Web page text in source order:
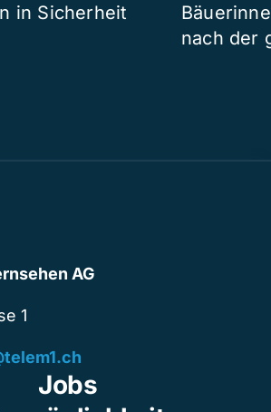
in Sicherheit
nach der
AG
1
Jobs